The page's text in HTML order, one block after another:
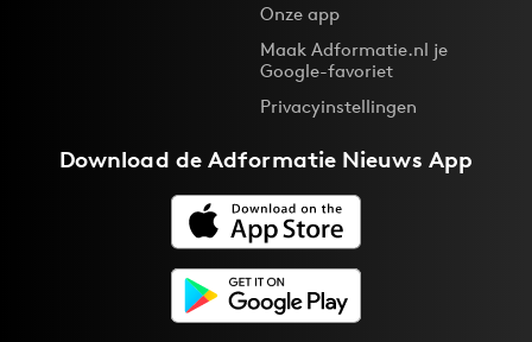
Onze app
Maak Adformatie.nl je
Google-favoriet
Privacyinstellingen
Download deAdformatie Nieuws App